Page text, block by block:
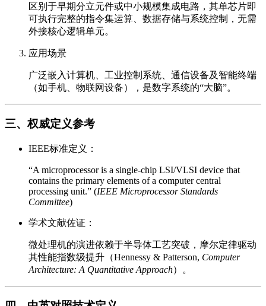
区别于早期分立元件或中小规模集成电路，其单芯片即
可执行完整的指令集运算、数据存储与系统控制，无需
外接核心逻辑单元。
应用场景
广泛嵌入计算机、工业控制系统、通信设备及智能终端
（如手机、物联网设备），是数字系统的“大脑”。
三、权威定义参考
IEEE标准定义：
“A microprocessor is a single-chip LSI/VLSI device that
contains the primary elements of a computer central
processing unit.” (IEEE Microprocessor Standards
Committee)
学术文献佐证：
微处理机的演进依赖于半导体工艺突破，摩尔定律驱动
其性能指数级提升（Hennessy & Patterson, Computer
Architecture: A Quantitative Approach）。